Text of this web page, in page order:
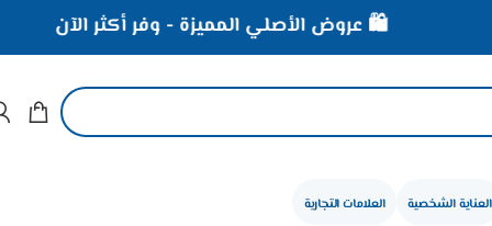
العناية الشخصية العلامات التجارية
🛍️ عروض الأصلي المميزة - وفر أكثر الآن